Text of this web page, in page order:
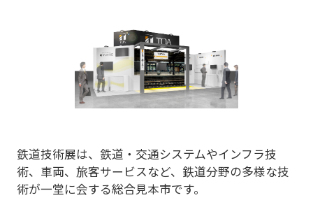
鉄道技術展は、鉄道・交通システムやインフラ技
術、車両、旅客サービスなど、鉄道分野の多様な技
術が一堂に会する総合見本市です。